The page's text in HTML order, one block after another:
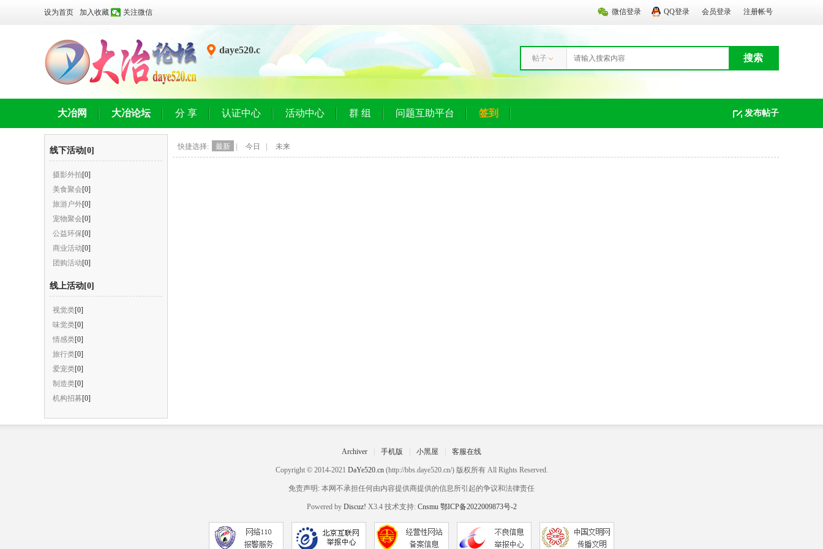
微信登录 QQ登录 会员登录 注册帐号
设为首页 加入收藏 关注微信
daye520.c
帖子 搜索
发布帖子
大冶网 大冶论坛 分 享 认证中心 活动中心 群 组 问题互助平台 签到
线下活动[0]
摄影外拍[0]
美食聚会[0]
旅游户外[0]
宠物聚会[0]
公益环保[0]
商业活动[0]
团购活动[0]
线上活动[0]
视觉类[0]
味觉类[0]
情感类[0]
旅行类[0]
爱宠类[0]
制造类[0]
机构招募[0]
快捷选择: 最新 今日 未来
Archiver 手机版 小黑屋 客服在线
Copyright © 2014-2021 DaYe520.cn(http://bbs.daye520.cn/) 版权所有 All Rights Reserved.
免责声明: 本网不承担任何由内容提供商提供的信息所引起的争议和法律责任
Powered by Discuz! X3.4 技术支持: Cnsmu 鄂ICP备2022009873号-2